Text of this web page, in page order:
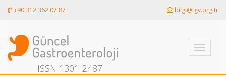
+90 312 362 07 87 bilgi@tgv.org.tr
Toggle
ISSN 1301-2487